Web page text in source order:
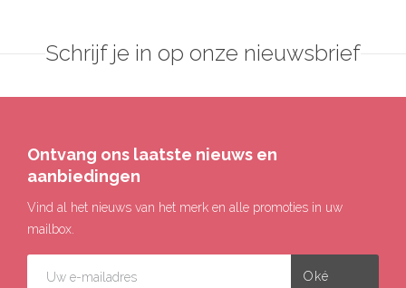
Schrijf je in op onze nieuwsbrief
Ontvang ons laatste nieuws en
aanbiedingen
Vind al het nieuws van het merk en alle promoties in uw
mailbox.